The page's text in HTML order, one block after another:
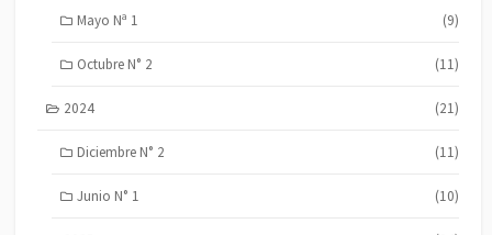
Mayo Nª 1 (9)
Octubre N° 2 (11)
2024 (21)
Diciembre N° 2 (11)
Junio N° 1 (10)